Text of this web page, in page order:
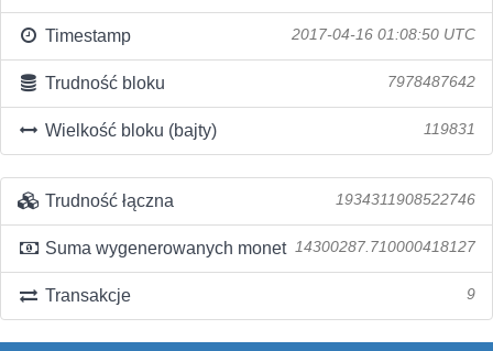
Timestamp 2017-04-16 01:08:50 UTC
Trudność bloku 7978487642
Wielkość bloku (bajty) 119831
Trudność łączna 1934311908522746
Suma wygenerowanych monet 14300287.710000418127
Transakcje 9